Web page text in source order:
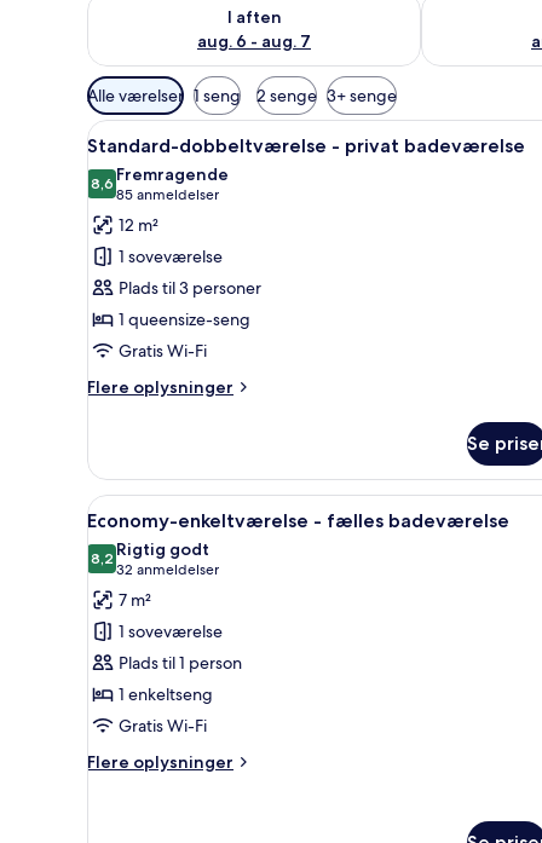
I aften
aug. 6 - aug. 7
Tilgængelige
filtre
for
værelser
Alle værelser 1 seng 2 senge 3+ senge
Indlæs
alle
billeder
af
Standard-
dobbeltværelse
-
privat
badeværelse
Skrivebord, strygejern/
5
Standard-dobbeltværelse - privat badeværelse
8,68,6 ud af 10
Fremragende
85 anmeldelser
(85
anmeldelser)
12 m²
1 soveværelse
Plads til 3 personer
1 queensize-seng
Gratis Wi-Fi
Flere oplysninger
Flere
dobbeltværelse
privat
badeværelse
Se
Indlæs
alle
billeder
af
Economy-
enkeltværelse
-
fælles
badeværelse
Et moderne hotelværelse
5
Economy-enkeltværelse - fælles badeværelse
8,28,2 ud af 10
Rigtig godt
32 anmeldelser
(32
anmeldelser)
7 m²
1 soveværelse
Plads til 1 person
1 enkeltseng
Gratis Wi-Fi
Flere oplysninger
Flere